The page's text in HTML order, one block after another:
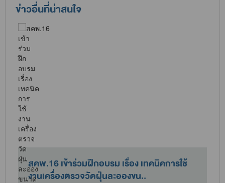
ข่าวอื่นที่น่าสนใจ
สคพ.16 เข้าร่วมฝึกอบรม เรื่อง เทคนิคการใช้
งานเครื่องตรวจวัดฝุ่นละอองขน..